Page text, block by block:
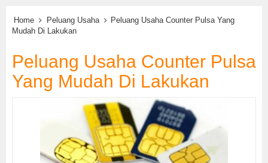
Home Peluang Usaha
Peluang Usaha Counter Pulsa Yang
Mudah Di Lakukan
Peluang Usaha Counter Pulsa
Yang Mudah Di Lakukan